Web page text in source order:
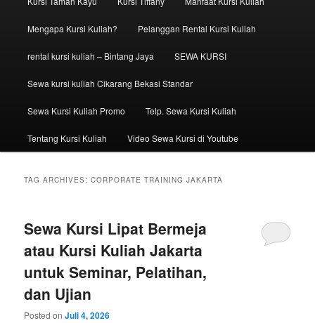
Mengapa Kursi Kuliah? Pelanggan Rental Kursi Kuliah
rental kursi kuliah – Bintang Jaya SEWA KURSI
Sewa kursi kuliah Cikarang Bekasi Standar
Sewa Kursi Kuliah Promo Telp. Sewa Kursi Kuliah
Tentang Kursi Kuliah Video Sewa Kursi di Youtube
TAG ARCHIVES:CORPORATE TRAINING JAKARTA
Sewa Kursi Lipat Bermeja
atau Kursi Kuliah Jakarta
untuk Seminar, Pelatihan,
dan Ujian
Posted onJuli 4, 2026